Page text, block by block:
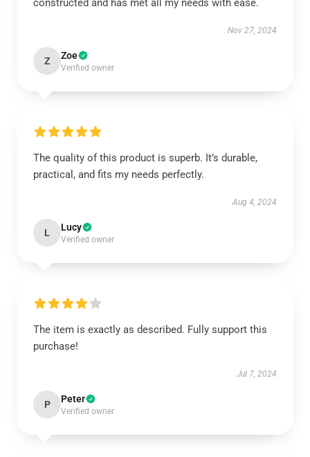
constructed and has met all my needs with ease.
Nov 27, 2024
Z Zoe
Verified owner
The quality of this product is superb. It’s durable,
practical, and fits my needs perfectly.
Aug 4, 2024
L Lucy
Verified owner
The item is exactly as described. Fully support this
purchase!
Jul 7, 2024
P Peter
Verified owner